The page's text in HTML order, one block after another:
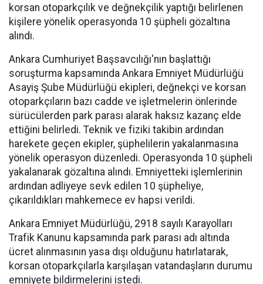
korsan otoparkçılık ve değnekçilik yaptığı belirlenen
kişilere yönelik operasyonda 10 şüpheli gözaltına
alındı.
Ankara Cumhuriyet Başsavcılığı'nın başlattığı
soruşturma kapsamında Ankara Emniyet Müdürlüğü
Asayiş Şube Müdürlüğü ekipleri, değnekçi ve korsan
otoparkçıların bazı cadde ve işletmelerin önlerinde
sürücülerden park parası alarak haksız kazanç elde
ettiğini belirledi. Teknik ve fiziki takibin ardından
harekete geçen ekipler, şüphelilerin yakalanmasına
yönelik operasyon düzenledi. Operasyonda 10 şüpheli
yakalanarak gözaltına alındı. Emniyetteki işlemlerinin
ardından adliyeye sevk edilen 10 şüpheliye,
çıkarıldıkları mahkemece ev hapsi verildi.
Ankara Emniyet Müdürlüğü, 2918 sayılı Karayolları
Trafik Kanunu kapsamında park parası adı altında
ücret alınmasının yasa dışı olduğunu hatırlatarak,
korsan otoparkçılarla karşılaşan vatandaşların durumu
emniyete bildirmelerini istedi.